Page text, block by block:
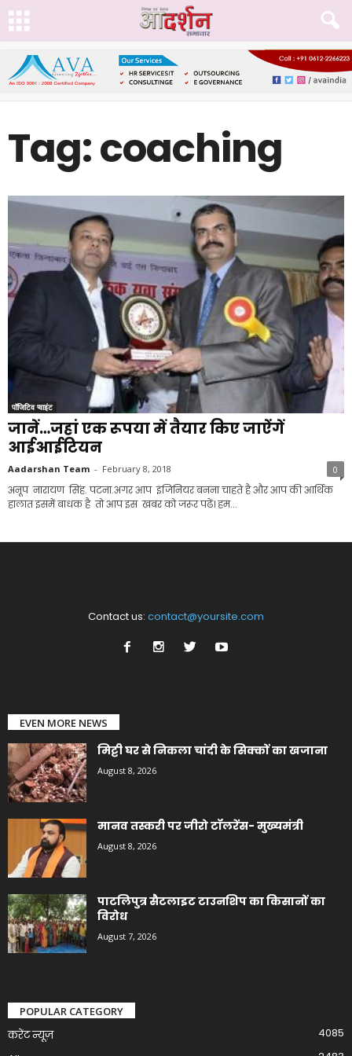
Tag: coaching
पॉजिटिव प्वाइंट
जानें…जहां एक रूपया में तैयार किए जाऐंगें
आईआईटियन
Aadarshan Team - February 8, 2018 0
अनूप नारायण सिंह. पटना.अगर आप इंजिनियर बनना चाहते है और आप की आर्थिक
हालात इसमें बाधक है तो आप इस खबर को जरूर पढें। हम...
Contact us: contact@yoursite.com
EVEN MORE NEWS
मिट्टी घर से निकला चांदी के सिक्कों का खजाना
August 8, 2026
मानव तस्करी पर जीरो टॉलरेंस- मुख्यमंत्री
August 8, 2026
पाटलिपुत्र सैटलाइट टाउनशिप का किसानों का
विरोध
August 7, 2026
POPULAR CATEGORY
करेंट न्यूज़
4085